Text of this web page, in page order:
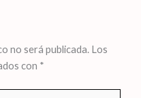
no será publicada. Los
con *